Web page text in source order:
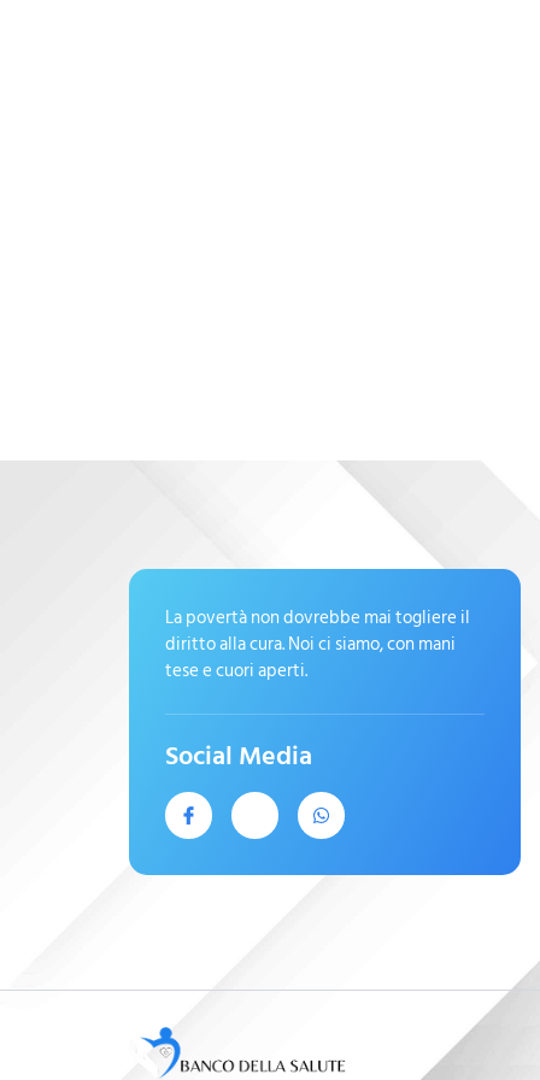
La povertà non dovrebbe mai togliere il
diritto alla cura. Noi ci siamo, con mani
tese e cuori aperti.
Social Media